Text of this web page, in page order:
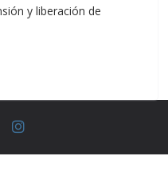
y liberación de